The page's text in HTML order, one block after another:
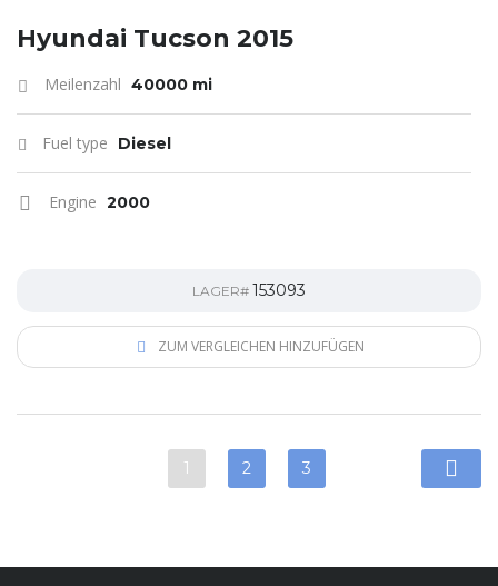
Hyundai Tucson 2015
Meilenzahl 40000 mi
Fuel type Diesel
Engine 2000
LAGER# 153093
ZUM VERGLEICHEN HINZUFÜGEN
1 2 3